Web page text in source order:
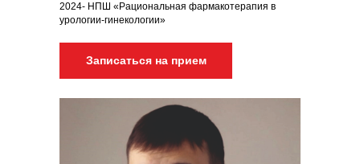
2024- НПШ «Рациональная фармакотерапия в
урологии-гинекологии»
Записаться на прием